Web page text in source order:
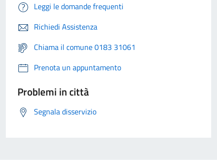
Leggi le domande frequenti
Richiedi Assistenza
Chiama il comune 0183 31061
Prenota un appuntamento
Problemi in città
Segnala disservizio